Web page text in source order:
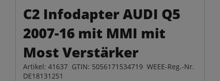
C2 Infodapter AUDI Q5
2007-16 mit MMI mit
Most Verstärker
Artikel: 41637 GTIN: 5056171534719 WEEE-Reg.-Nr.
DE18131251